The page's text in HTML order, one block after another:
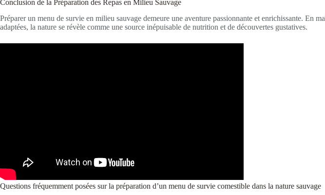
Conclusion de la Préparation des Repas en Milieu Sauvage
Préparer un menu de survie en milieu sauvage demeure une aventure passionnante et enrichissante. En
adaptées, la nature se révèle comme une source inépuisable de nutrition et de découvertes gustatives.
Questions fréquemment posées sur la préparation d’un menu de survie comestible dans la nature sauvage